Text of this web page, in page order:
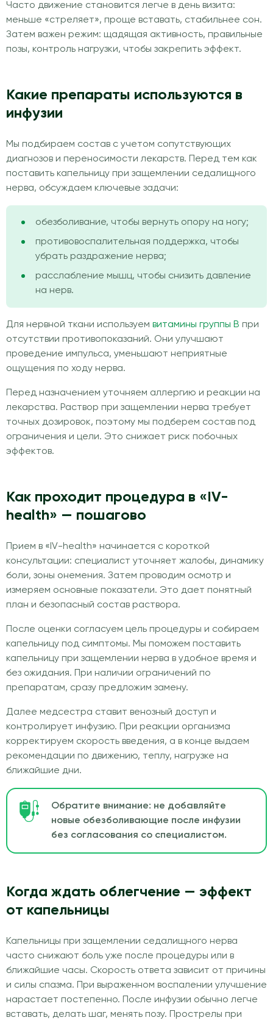
Часто движение становится легче в день визита:
меньше «стреляет», проще вставать, стабильнее сон.
Затем важен режим: щадящая активность, правильные
позы, контроль нагрузки, чтобы закрепить эффект.
Какие препараты используются в
инфузии
Мы подбираем состав с учетом сопутствующих
диагнозов и переносимости лекарств. Перед тем как
поставить капельницу при защемлении седалищного
нерва, обсуждаем ключевые задачи:
обезболивание, чтобы вернуть опору на ногу;
противовоспалительная поддержка, чтобы
убрать раздражение нерва;
расслабление мышц, чтобы снизить давление
на нерв.
Для нервной ткани используем витамины группы B при
отсутствии противопоказаний. Они улучшают
проведение импульса, уменьшают неприятные
ощущения по ходу нерва.
Перед назначением уточняем аллергию и реакции на
лекарства. Раствор при защемлении нерва требует
точных дозировок, поэтому мы подберем состав под
ограничения и цели. Это снижает риск побочных
эффектов.
Как проходит процедура в «IV-
health» — пошагово
Прием в «IV-health» начинается с короткой
консультации: специалист уточняет жалобы, динамику
боли, зоны онемения. Затем проводим осмотр и
измеряем основные показатели. Это дает понятный
план и безопасный состав раствора.
После оценки согласуем цель процедуры и собираем
капельницу под симптомы. Мы поможем поставить
капельницу при защемлении нерва в удобное время и
без ожидания. При наличии ограничений по
препаратам, сразу предложим замену.
Далее медсестра ставит венозный доступ и
контролирует инфузию. При реакции организма
корректируем скорость введения, а в конце выдаем
рекомендации по движению, теплу, нагрузке на
ближайшие дни.
Обратите внимание: не добавляйте
новые обезболивающие после инфузии
без согласования со специалистом.
Когда ждать облегчение — эффект
от капельницы
Капельницы при защемлении седалищного нерва
часто снижают боль уже после процедуры или в
ближайшие часы. Скорость ответа зависит от причины
и силы спазма. При выраженном воспалении улучшение
нарастает постепенно. После инфузии обычно легче
вставать, делать шаг, менять позу. Прострелы при